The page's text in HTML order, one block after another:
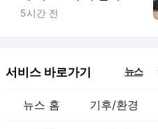
색출 지시"
5시간 전
서비스 바로가기 뉴스
뉴스 홈 기후/환경